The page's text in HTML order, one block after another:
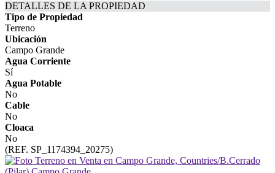
DETALLES DE LA PROPIEDAD
Tipo de Propiedad
Terreno
Ubicación
Campo Grande
Agua Corriente
Sí
Agua Potable
No
Cable
No
Cloaca
No
(REF. SP_1174394_20275)